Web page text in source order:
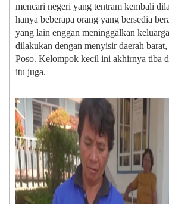
mencari negeri yang tentram kembali
hanya beberapa orang yang bersedia
yang lain enggan meninggalkan
dilakukan dengan menyisir daerah
Poso. Kelompok kecil ini akhirnya tiba
itu juga.